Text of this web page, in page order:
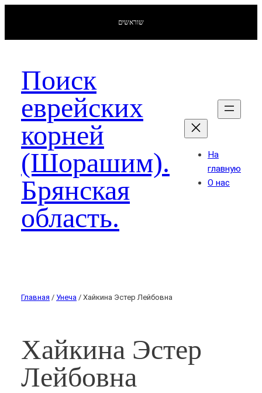
שוראשים
Поиск
еврейских
корней
(Шорашим).
Брянская
область.
На
главную
О нас
Главная / Унеча / Хайкина Эстер Лейбовна
Хайкина Эстер
Лейбовна